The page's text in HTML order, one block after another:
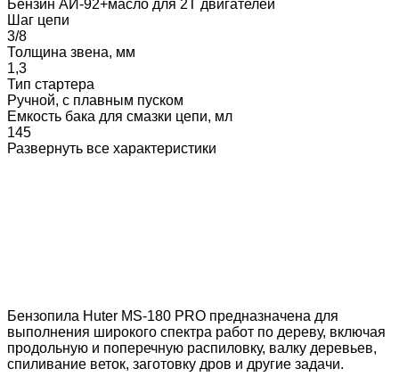
Бензин АИ-92+масло для 2Т двигателей
Шаг цепи
3/8
Толщина звена, мм
1,3
Тип стартера
Ручной, с плавным пуском
Емкость бака для смазки цепи, мл
145
Развернуть все характеристики
Бензопила Huter MS-180 PRO предназначена для
выполнения широкого спектра работ по дереву, включая
продольную и поперечную распиловку, валку деревьев,
спиливание веток, заготовку дров и другие задачи.